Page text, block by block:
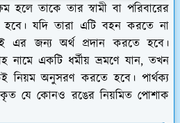
হলে তাকে তার স্বামী বা পরিবারের
যদি তারা এটি বহন করতে না
এর জন্য অর্থ প্রদান করতে হবে।
নামে একটি ধর্মীয় ভ্রমণে যান, তখন
অনুসরণ করতে হবে। পার্থক্য
যে কোনও রঙের নিয়মিত পোশাক